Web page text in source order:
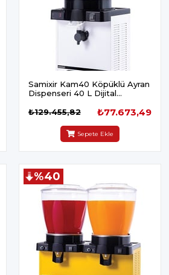
Samixir Kam40 Köpüklü Ayran
Dispenseri 40 L Dijital
₺77.673,49
₺129.455,82
Sepete Ekle
%40